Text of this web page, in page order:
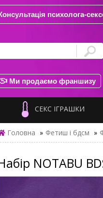
психолога-
Ми продаємо франшизу
СЕКС ІГРАШКИ
Головна » Фетиш і бдсм »
NOTABU